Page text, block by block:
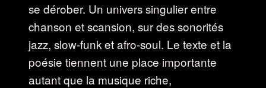
se dérober. Un univers singulier entre
chanson et scansion, sur des sonorités
jazz, slow-funk et afro-soul. Le texte et la
poésie tiennent une place importante
autant que la musique riche,